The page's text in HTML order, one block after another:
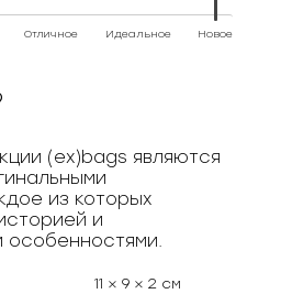
Отличное Идеальное Новое
(ex)bags являются
из которых
и
особенностями.
11 × 9 × 2 см